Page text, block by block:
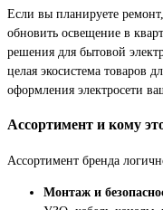
Если вы планируете
обновить освещение в
решения для бытовой
целая экосистема товаров
оформления электросети
Ассортимент и кому
Ассортимент бренда
Монтаж и